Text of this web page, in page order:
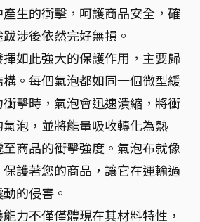
生的衝擊，呵護商品安全，確
涉後依然完好無損。
如此強大的保護作用，主要歸
。每個氣泡都如同一個微型緩
擊時，氣泡會迅速潰縮，將衝
泡，並將能量吸收轉化為熱
商品的衝擊強度。氣泡布就像
護著您的商品，讓它在運輸過
的侵害。
力不僅僅體現在其材料特性，